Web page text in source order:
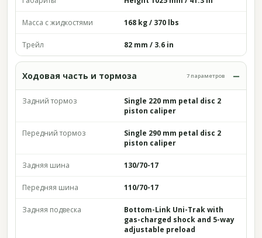
Масса с жидкостями 168 kg / 370 lbs
Трейл 82 mm / 3.6 in
Ходовая часть и тормоза 7 параметров
Задний тормоз
Single 220 mm petal disc 2
piston caliper
Передний тормоз
Single 290 mm petal disc 2
piston caliper
Задняя шина 130/70-17
Передняя шина 110/70-17
Задняя подвеска
Bottom-Link Uni-Trak with
gas-charged shock and 5-way
adjustable preload